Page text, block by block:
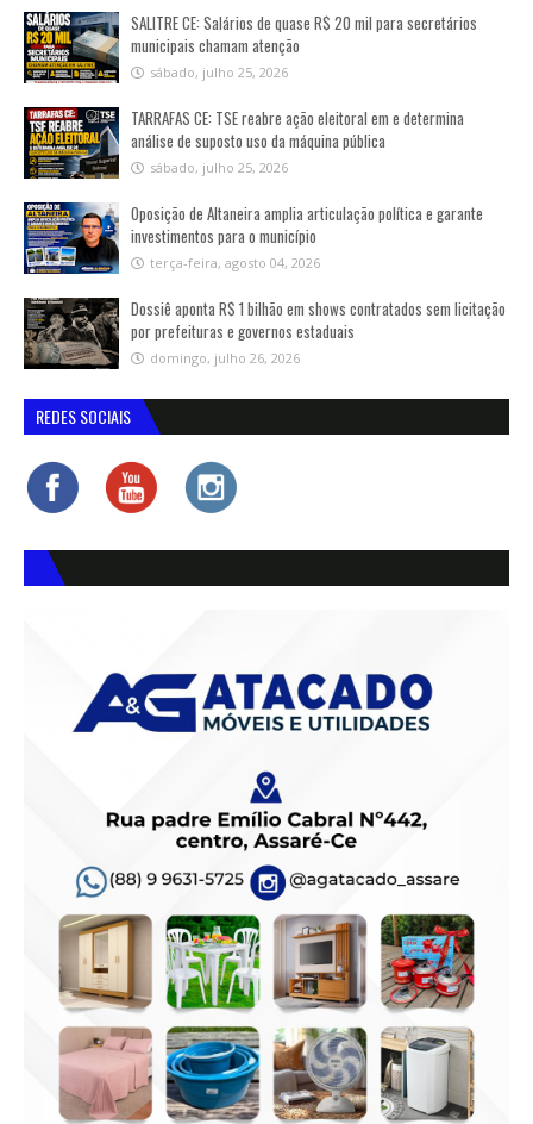
SALITRE CE: Salários de quase R$ 20 mil para secretários
municipais chamam atenção
sábado, julho 25, 2026
TARRAFAS CE: TSE reabre ação eleitoral em e determina
análise de suposto uso da máquina pública
sábado, julho 25, 2026
Oposição de Altaneira amplia articulação política e garante
investimentos para o município
terça-feira, agosto 04, 2026
Dossiê aponta R$ 1 bilhão em shows contratados sem licitação
por prefeituras e governos estaduais
domingo, julho 26, 2026
REDES SOCIAIS